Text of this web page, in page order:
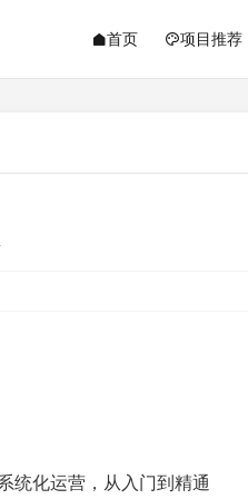
首页 项目推荐